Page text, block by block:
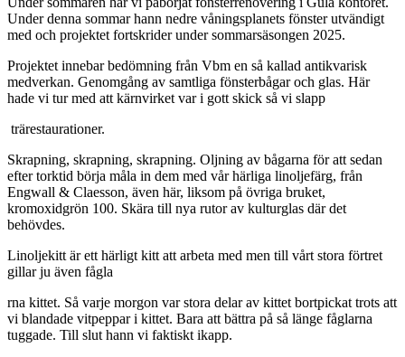
Under denna sommar hann nedre våningsplanets fönster utvändigt
med och projektet fortskrider under sommarsäsongen 2025.
Projektet innebar bedömning från Vbm en så kallad antikvarisk
medverkan. Genomgång av samtliga fönsterbågar och glas. Här
hade vi tur med att kärnvirket var i gott skick så vi slapp
trärestaurationer.
Skrapning, skrapning, skrapning. Oljning av bågarna för att sedan
efter torktid börja måla in dem med vår härliga linoljefärg, från
Engwall & Claesson, även här, liksom på övriga bruket,
kromoxidgrön 100. Skära till nya rutor av kulturglas där det
behövdes.
Linoljekitt är ett härligt kitt att arbeta med men till vårt stora förtret
gillar ju även fågla
rna kittet. Så varje morgon var stora delar av kittet bortpickat trots att
vi blandade vitpeppar i kittet. Bara att bättra på så länge fåglarna
tuggade. Till slut hann vi faktiskt ikapp.